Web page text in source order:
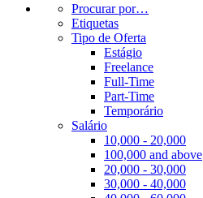
Procurar por…
Etiquetas
Tipo de Oferta
Estágio
Freelance
Full-Time
Part-Time
Temporário
Salário
10,000 - 20,000
100,000 and above
20,000 - 30,000
30,000 - 40,000